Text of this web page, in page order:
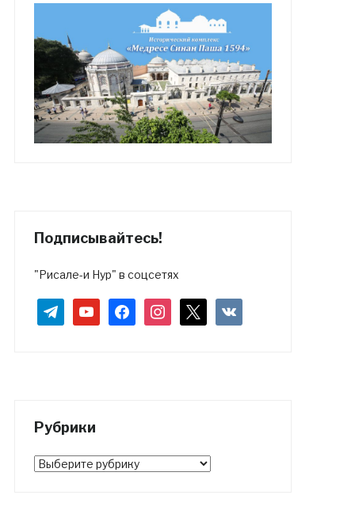
Подписывайтесь!
"Рисале-и Нур" в соцсетях
telegramyoutubefacebookinstagram vkontakte
Рубрики
Рубрики